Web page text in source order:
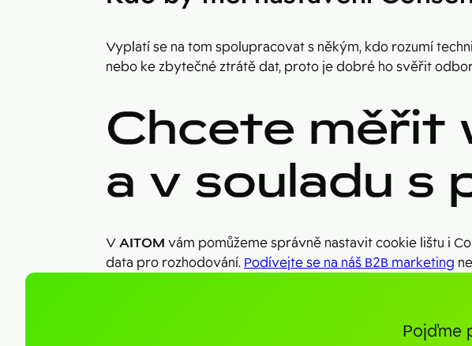
Vyplatí se na tom spolupracovat s někým, kdo rozumí
nebo ke zbytečné ztrátě dat, proto je dobré ho svěřit
Chcete měřit
a v souladu s
VAITOM vám pomůžeme správně nastavit cookie lištu i
data pro rozhodování. Podívejte se na náš B2B marketing
Pojďme